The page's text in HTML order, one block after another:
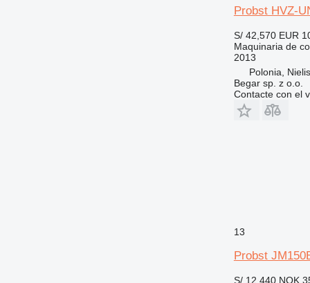
Probst HVZ-
S/ 42,570 EUR
Maquinaria de
2013
Polonia,
Begar sp. z o.o.
Contacte con el
13
Probst
S/ 12,440 NOK